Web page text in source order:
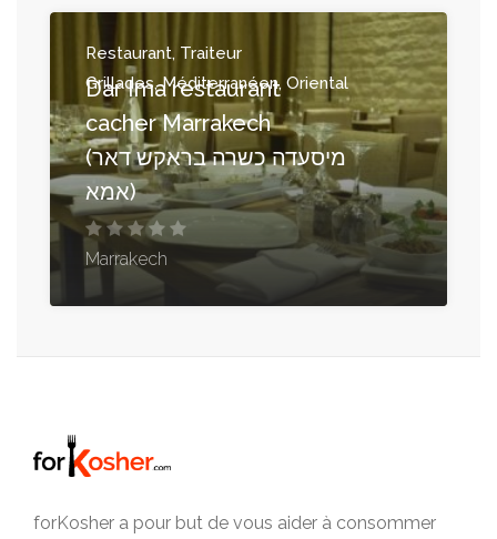
Restaurant, Traiteur
Grillades, Méditerranéen, Oriental
Dar Ima restaurant
cacher Marrakech
(מיסעדה כשרה בראקש דאר
אמא)
Marrakech
forKosher a pour but de vous aider à consommer